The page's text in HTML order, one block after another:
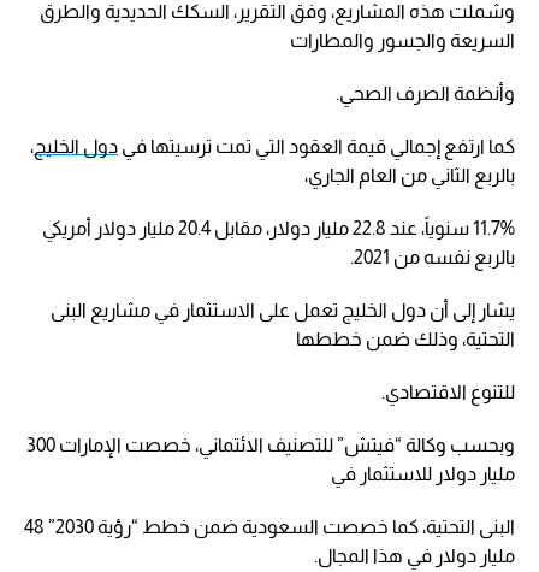
وشملت هذه المشاريع، وفق التقرير، السكك الحديدية والطرق
السريعة والجسور والمطارات
وأنظمة الصرف الصحي.
كما ارتفع إجمالي قيمة العقود التي تمت ترسيتها في دول الخليج،
بالربع الثاني من العام الجاري،
11.7% سنوياً، عند 22.8 مليار دولار، مقابل 20.4 مليار دولار أمريكي
بالربع نفسه من 2021.
يشار إلى أن دول الخليج تعمل على الاستثمار في مشاريع البنى
التحتية، وذلك ضمن خططها
للتنوع الاقتصادي.
وبحسب وكالة “فيتش” للتصنيف الائتماني، خصصت الإمارات 300
مليار دولار للاستثمار في
البنى التحتية، كما خصصت السعودية ضمن خطط “رؤية 2030” 48
مليار دولار في هذا المجال.